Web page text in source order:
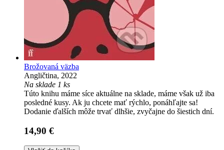
Brožovaná väzba
Angličtina, 2022
Na sklade 1 ks
Túto knihu máme síce aktuálne na sklade, máme však už iba
posledné kusy. Ak ju chcete mať rýchlo, ponáhľajte sa!
Dodanie ďalších môže trvať dlhšie, zvyčajne do šiestich dní.
14,90 €